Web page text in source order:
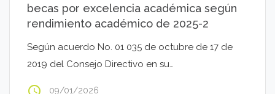
becas por excelencia académica según
rendimiento académico de 2025-2
Según acuerdo No. 01 035 de octubre de 17 de
2019 del Consejo Directivo en su…
09/01/2026